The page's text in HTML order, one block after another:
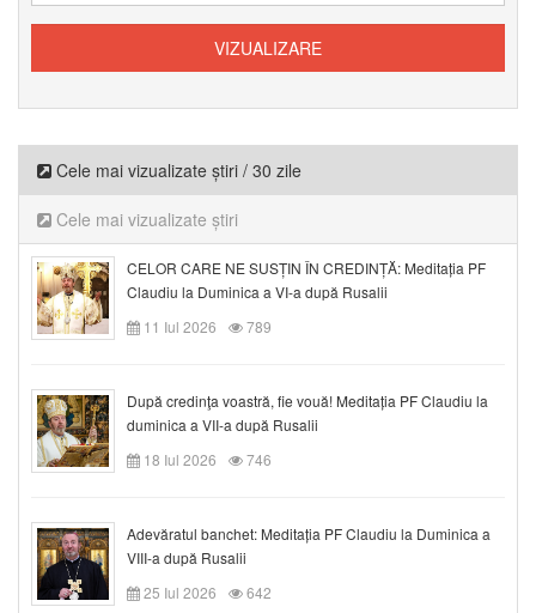
Cele mai vizualizate știri / 30 zile
Cele mai vizualizate știri
CELOR CARE NE SUSȚIN ÎN CREDINȚĂ: Meditația PF
Claudiu la Duminica a VI-a după Rusalii
11 Iul 2026
789
După credinţa voastră, fie vouă! Meditația PF Claudiu la
duminica a VII-a după Rusalii
18 Iul 2026
746
Adevăratul banchet: Meditația PF Claudiu la Duminica a
VIII-a după Rusalii
25 Iul 2026
642